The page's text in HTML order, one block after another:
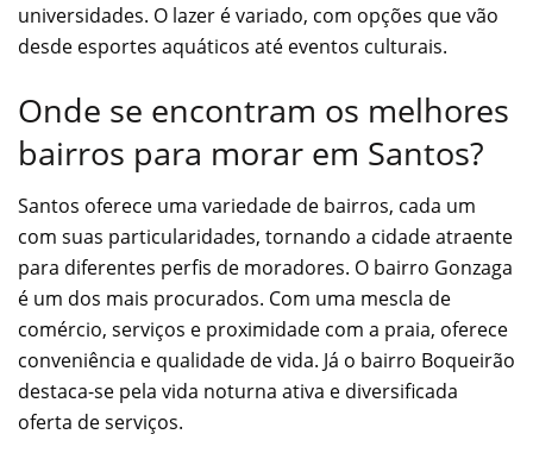
universidades. O lazer é variado, com opções que vão
desde esportes aquáticos até eventos culturais.
Onde se encontram os melhores
bairros para morar em Santos?
Santos oferece uma variedade de bairros, cada um
com suas particularidades, tornando a cidade atraente
para diferentes perfis de moradores. O bairro Gonzaga
é um dos mais procurados. Com uma mescla de
comércio, serviços e proximidade com a praia, oferece
conveniência e qualidade de vida. Já o bairro Boqueirão
destaca-se pela vida noturna ativa e diversificada
oferta de serviços.